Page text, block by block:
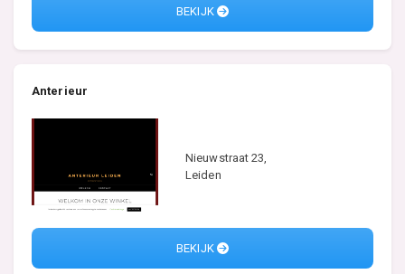
BEKIJK
Anterieur
Nieuwstraat 23,
Leiden
BEKIJK